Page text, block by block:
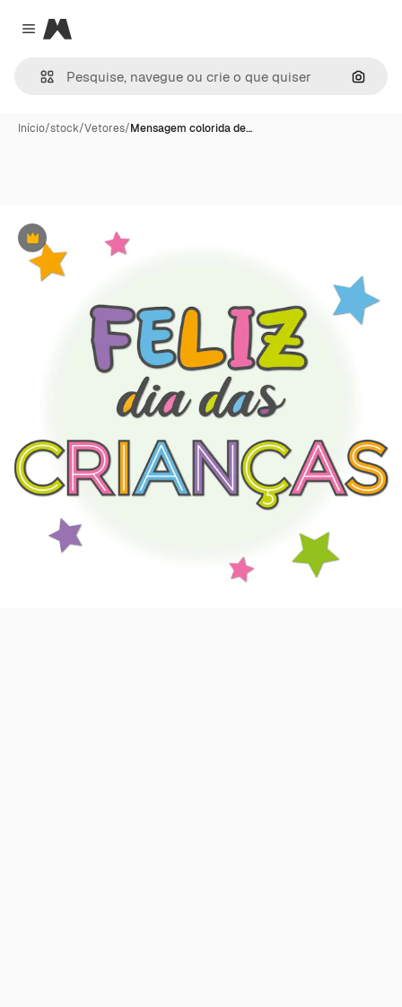
Close menu
Magnific
Início/stock/Vetores/Mensagem colorida de…
Premium